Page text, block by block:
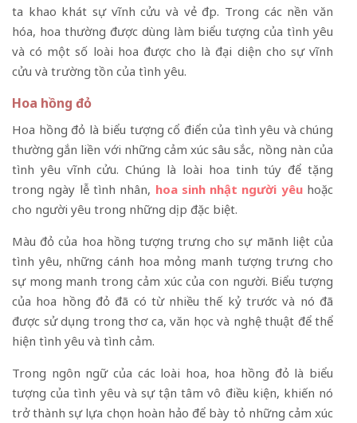
ta khao khát sự vĩnh cửu và vẻ đẹp. Trong các nền văn
hóa, hoa thường được dùng làm biểu tượng của tình yêu
và có một số loài hoa được cho là đại diện cho sự vĩnh
cửu và trường tồn của tình yêu.
Hoa hồng đỏ
Hoa hồng đỏ là biểu tượng cổ điển của tình yêu và chúng
thường gắn liền với những cảm xúc sâu sắc, nồng nàn của
tình yêu vĩnh cửu. Chúng là loài hoa tinh túy để tặng
trong ngày lễ tình nhân, hoa sinh nhật người yêu hoặc
cho người yêu trong những dịp đặc biệt.
Màu đỏ của hoa hồng tượng trưng cho sự mãnh liệt của
tình yêu, những cánh hoa mỏng manh tượng trưng cho
sự mong manh trong cảm xúc của con người. Biểu tượng
của hoa hồng đỏ đã có từ nhiều thế kỷ trước và nó đã
được sử dụng trong thơ ca, văn học và nghệ thuật để thể
hiện tình yêu và tình cảm.
Trong ngôn ngữ của các loài hoa, hoa hồng đỏ là biểu
tượng của tình yêu và sự tận tâm vô điều kiện, khiến nó
trở thành sự lựa chọn hoàn hảo để bày tỏ những cảm xúc